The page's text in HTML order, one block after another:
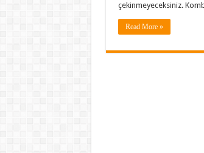
çekinmeyeceksiniz.
Read More »